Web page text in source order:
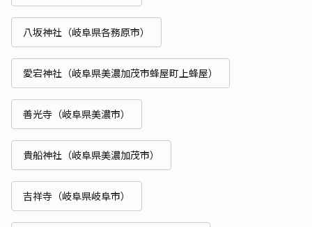
八坂神社（岐阜県各務原市）
愛宕神社（岐阜県美濃加茂市蜂屋町上蜂屋）
善光寺（岐阜県美濃市）
貴船神社（岐阜県美濃加茂市）
吉祥寺（岐阜県岐阜市）